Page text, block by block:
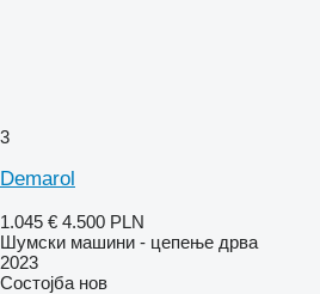
3
Demarol
1.045 € 4.500 PLN
Шумски машини - цепење дрва
2023
Состојба нов